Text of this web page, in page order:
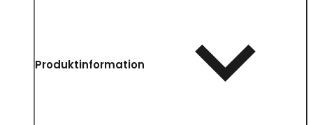
Produktinformation